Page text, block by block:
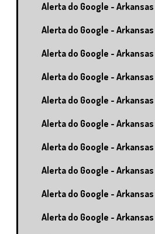
Alerta do Google -
Alerta do Google -
Alerta do Google -
Alerta do Google -
Alerta do Google -
Alerta do Google -
Alerta do Google -
Alerta do Google -
Alerta do Google -
Alerta do Google -